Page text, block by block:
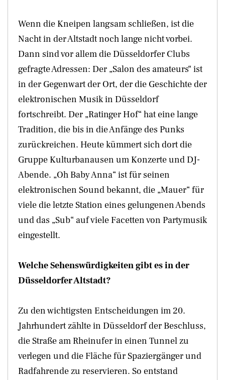
Wenn die Kneipen langsam schließen, ist die
Nacht in der Altstadt noch lange nicht vorbei.
Dann sind vor allem die Düsseldorfer Clubs
gefragte Adressen: Der „Salon des amateurs“ ist
in der Gegenwart der Ort, der die Geschichte der
elektronischen Musik in Düsseldorf
fortschreibt. Der „Ratinger Hof“ hat eine lange
Tradition, die bis in die Anfänge des Punks
zurückreichen. Heute kümmert sich dort die
Gruppe Kulturbanausen um Konzerte und DJ-
Abende. „Oh Baby Anna“ ist für seinen
elektronischen Sound bekannt, die „Mauer“ für
viele die letzte Station eines gelungenen Abends
und das „Sub“ auf viele Facetten von Partymusik
eingestellt.
Welche Sehenswürdigkeiten gibt es in der
Düsseldorfer Altstadt?
Zu den wichtigsten Entscheidungen im 20.
Jahrhundert zählte in Düsseldorf der Beschluss,
die Straße am Rheinufer in einen Tunnel zu
verlegen und die Fläche für Spaziergänger und
Radfahrende zu reservieren. So entstand